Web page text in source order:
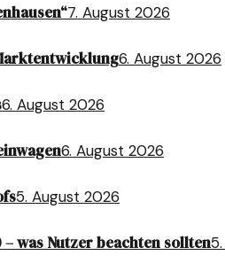
7. August 2026
6. August 2026
6. August 2026
6. August 2026
5. August 2026
was Nutzer beachten sollten